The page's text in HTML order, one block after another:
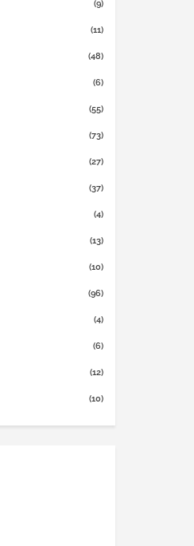
(9)
(11)
(48)
(6)
(55)
(73)
(27)
(37)
(4)
(13)
(10)
(96)
(4)
(6)
(12)
(10)